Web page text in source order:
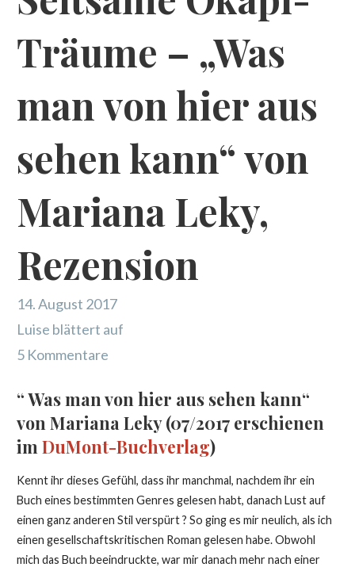
Träume – „Was
man von hier aus
sehen kann“ von
Mariana Leky,
Rezension
14. August 2017
Luise blättert auf
5 Kommentare
“ Was man von hier aus sehen kann“
von Mariana Leky (07/2017 erschienen
im DuMont-Buchverlag)
Kennt ihr dieses Gefühl, dass ihr manchmal, nachdem ihr ein
Buch eines bestimmten Genres gelesen habt, danach Lust auf
einen ganz anderen Stil verspürt ? So ging es mir neulich, als ich
einen gesellschaftskritischen Roman gelesen habe. Obwohl
mich das Buch beeindruckte, war mir danach mehr nach einer